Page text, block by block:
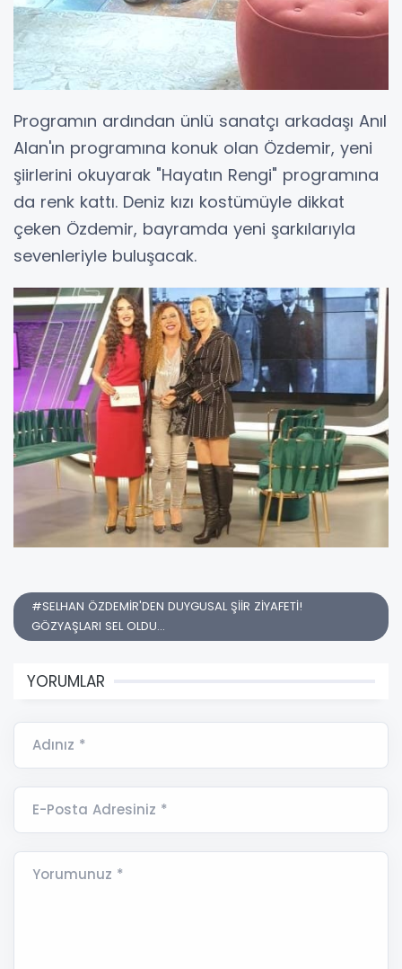
Programın ardından ünlü sanatçı arkadaşı Anıl
Alan'ın programına konuk olan Özdemir, yeni
şiirlerini okuyarak "Hayatın Rengi" programına
da renk kattı. Deniz kızı kostümüyle dikkat
çeken Özdemir, bayramda yeni şarkılarıyla
sevenleriyle buluşacak.
#SELHAN ÖZDEMİR'DEN DUYGUSAL ŞİİR ZİYAFETİ!
GÖZYAŞLARI SEL OLDU...
YORUMLAR
Adınız *
E-Posta Adresiniz *
Yorumunuz *